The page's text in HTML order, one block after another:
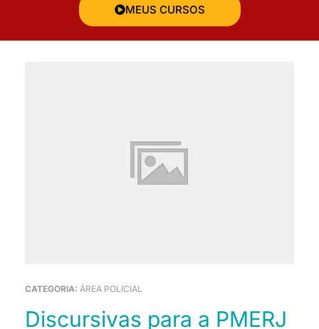
MEUS CURSOS
CATEGORIA: ÁREA POLICIAL
Discursivas para a PMERJ